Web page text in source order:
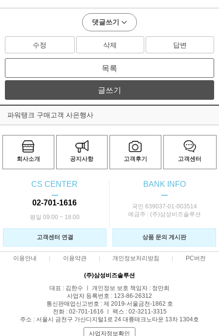
댓글쓰기
수정 삭제 답변
목록
글쓰기
파워탱크 구매고객 사은행사
회사소개 공지사항 고객후기 고객센터
CS CENTER
ㅡ
02-701-1616
평일 09:00 ~ 18:00
BANK INFO
ㅡ
국민 639037-01-003514
예금주 : (주)삼성비즈솔루션
고객센터 연결 상품 문의 게시판
이용안내 이용약관 개인정보처리방침 PC버전
(주)삼성비즈솔루션
대표 : 김한수 ㅣ 개인정보 보호 책임자 : 정만희
사업자 등록번호 : 123-86-26312
통신판매업신고번호 : 제 2019-서울금천-1862 호
전화 : 02-701-1616 ㅣ 팩스 : 02-3211-3315
주소 : 서울시 금천구 가산디지털1로 24 대륭테크노타운 13차 1304호
사업자정보확인